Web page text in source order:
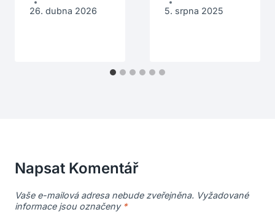
26. dubna 2026
5. srpna 2025
Napsat Komentář
Vaše e-mailová adresa nebude zveřejněna. Vyžadované
informace jsou označeny *